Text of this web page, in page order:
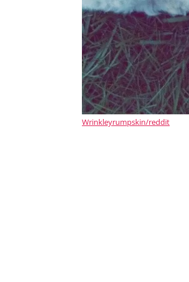
Wrinkleyrumpskin/reddit